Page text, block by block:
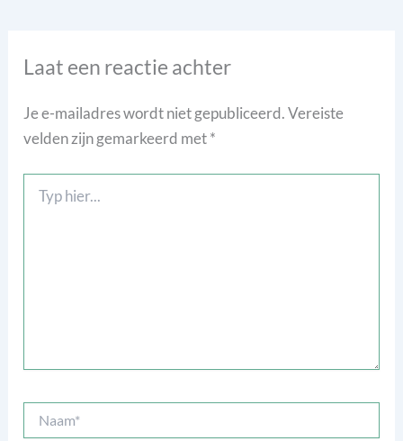
Laat een reactie achter
Je e-mailadres wordt niet gepubliceerd.Vereiste
velden zijn gemarkeerd met*
hier...